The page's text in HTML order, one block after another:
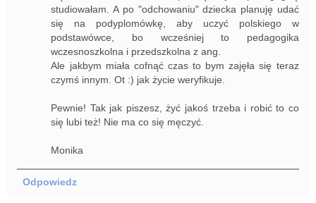
studiowałam. A po "odchowaniu" dziecka planuję udać
się na podyplomówkę, aby uczyć polskiego w
podstawówce, bo wcześniej to pedagogika
wczesnoszkolna i przedszkolna z ang.
Ale jakbym miała cofnąć czas to bym zajęła się teraz
czymś innym. Ot :) jak życie weryfikuje.
Pewnie! Tak jak piszesz, żyć jakoś trzeba i robić to co
się lubi też! Nie ma co się męczyć.
Monika
Odpowiedz